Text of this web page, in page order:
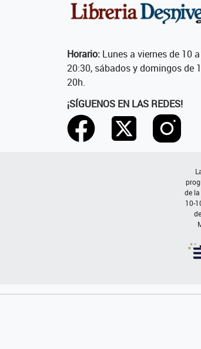
Horario: Lunes a viernes de 10 a
20:30, sábados y domingos de
20h.
¡SÍGUENOS EN LAS REDES!
de
10-